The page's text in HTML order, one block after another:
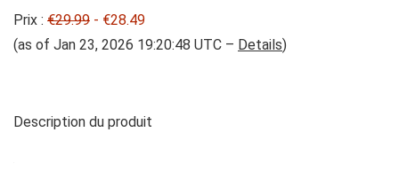
Prix : €29.99 - €28.49
(as of Jan 23, 2026 19:20:48 UTC – Details)
Description du produit